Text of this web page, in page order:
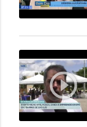
play_circle_outline